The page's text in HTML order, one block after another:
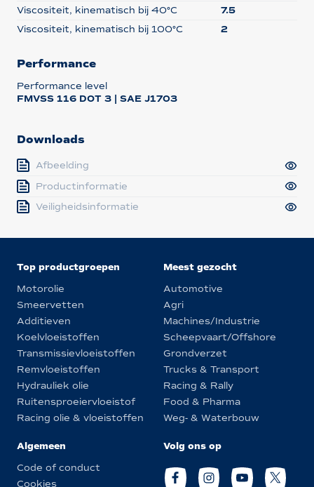
Viscositeit, kinematisch bij 40°C
7.5
Viscositeit, kinematisch bij 100°C
2
Performance
Performance level
FMVSS 116 DOT 3 | SAE J1703
Downloads
Afbeelding
Productinformatie
Veiligheidsinformatie
Top productgroepen
Motorolie
Smeervetten
Additieven
Koelvloeistoffen
Transmissievloeistoffen
Remvloeistoffen
Hydrauliek olie
Ruitensproeiervloeistof
Racing olie & vloeistoffen
Meest gezocht
Automotive
Agri
Machines/Industrie
Scheepvaart/Offshore
Grondverzet
Trucks & Transport
Racing & Rally
Food & Pharma
Weg- & Waterbouw
Algemeen
Code of conduct
Cookies
Volg ons op